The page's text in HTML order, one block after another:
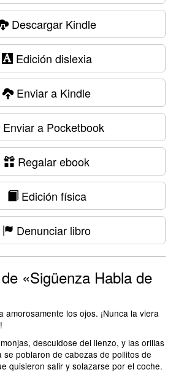
Descargar Kindle
Edición dislexia
Enviar a Kindle
Enviar a Pocketbook
Regalar ebook
Edición física
Denunciar libro
«Sigüenza Habla de
amorosamente los ojos. ¡Nunca la viera
descuidose del lienzo, y las orillas
se poblaron de cabezas de pollitos de
quisieron salir y solazarse por el coche.